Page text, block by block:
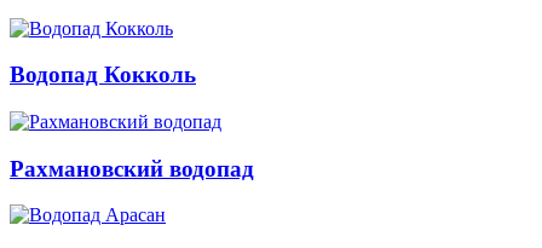
Водопад Кокколь
Рахмановский водопад